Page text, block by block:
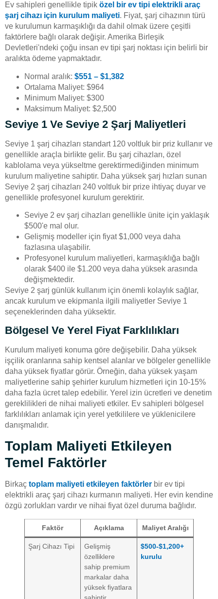
Ev sahipleri genellikle tipik özel bir ev tipi elektrikli araç
şarj cihazı için kurulum maliyeti. Fiyat, şarj cihazının türü
ve kurulumun karmaşıklığı da dahil olmak üzere çeşitli
faktörlere bağlı olarak değişir. Amerika Birleşik
Devletleri'ndeki çoğu insan ev tipi şarj noktası için belirli bir
aralıkta ödeme yapmaktadır.
Normal aralık: $551 – $1,382
Ortalama Maliyet: $964
Minimum Maliyet: $300
Maksimum Maliyet: $2,500
Seviye 1 Ve Seviye 2 Şarj Maliyetleri
Seviye 1 şarj cihazları standart 120 voltluk bir priz kullanır ve
genellikle araçla birlikte gelir. Bu şarj cihazları, özel
kablolama veya yükseltme gerektirmediğinden minimum
kurulum maliyetine sahiptir. Daha yüksek şarj hızları sunan
Seviye 2 şarj cihazları 240 voltluk bir prize ihtiyaç duyar ve
genellikle profesyonel kurulum gerektirir.
Seviye 2 ev şarj cihazları genellikle ünite için yaklaşık
$500'e mal olur.
Gelişmiş modeller için fiyat $1,000 veya daha
fazlasına ulaşabilir.
Profesyonel kurulum maliyetleri, karmaşıklığa bağlı
olarak $400 ile $1.200 veya daha yüksek arasında
değişmektedir.
Seviye 2 şarj günlük kullanım için önemli kolaylık sağlar,
ancak kurulum ve ekipmanla ilgili maliyetler Seviye 1
seçeneklerinden daha yüksektir.
Bölgesel Ve Yerel Fiyat Farklılıkları
Kurulum maliyeti konuma göre değişebilir. Daha yüksek
işçilik oranlarına sahip kentsel alanlar ve bölgeler genellikle
daha yüksek fiyatlar görür. Örneğin, daha yüksek yaşam
maliyetlerine sahip şehirler kurulum hizmetleri için 10-15%
daha fazla ücret talep edebilir. Yerel izin ücretleri ve denetim
gereklilikleri de nihai maliyeti etkiler. Ev sahipleri bölgesel
farklılıkları anlamak için yerel yetkililere ve yüklenicilere
danışmalıdır.
Toplam Maliyeti Etkileyen
Temel Faktörler
Birkaç toplam maliyeti etkileyen faktörler bir ev tipi
elektrikli araç şarj cihazı kurmanın maliyeti. Her evin kendine
özgü zorlukları vardır ve nihai fiyat özel duruma bağlıdır.
Faktör Açıklama Maliyet Aralığı
Şarj Cihazı Tipi
Gelişmiş
özelliklere
sahip premium
markalar daha
yüksek fiyatlara
$500-$1,200+
kurulu